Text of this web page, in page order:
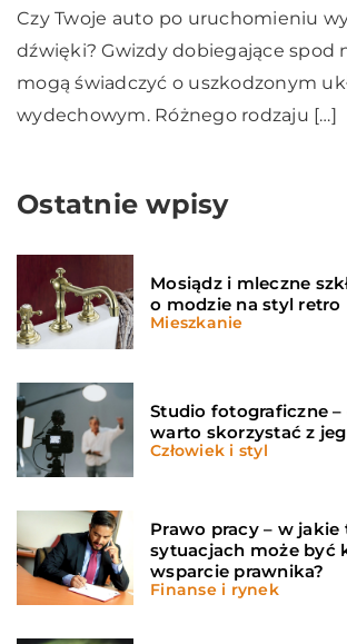
Czy Twoje auto po uruchomieniu
dźwięki? Gwizdy dobiegające spod
mogą świadczyć o uszkodzonym
wydechowym. Różnego rodzaju […]
Ostatnie wpisy
Mosiądz i mleczne
o modzie na styl retro
Mieszkanie
Studio fotograficzne –
warto skorzystać z
Człowiek i styl
Prawo pracy – w jakie
sytuacjach może być
wsparcie prawnika?
Finanse i rynek